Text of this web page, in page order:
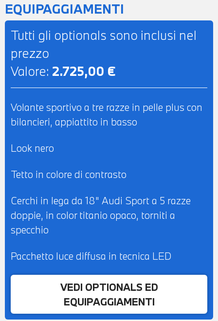
EQUIPAGGIAMENTI
Tutti gli optionals sono inclusi nel
prezzo
Valore: 2.725,00 €
Volante sportivo a tre razze in pelle plus con
bilancieri, appiattito in basso
Look nero
Tetto in colore di contrasto
Cerchi in lega da 18" Audi Sport a 5 razze
doppie, in color titanio opaco, torniti a
specchio
Pacchetto luce diffusa in tecnica LED
VEDI OPTIONALS ED
EQUIPAGGIAMENTI